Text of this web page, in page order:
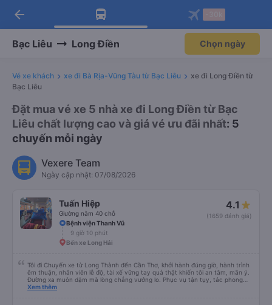
Tải app Vexere ngay!
Nhận ưu đãi thành viên độc
Mở app
Tải app Vexere
-30k/ghế khi đặt vé máy bay qua
Mở app
arrow_back
Bạc Liêu Long Điền Chọn ngày
Vé xe khách xe đi Bà Rịa-Vũng Tàu từ Bạc Liêu
xe đi Long Điền từ
Bạc Liêu
Đặt mua vé xe 5 nhà xe đi Long Điền từ Bạc
Liêu chất lượng cao và giá vé ưu đãi nhất: 5
chuyến mỗi ngày
Vexere Team
Ngày cập nhật: 07/08/2026
Tuấn Hiệp
Giường nằm 40 chỗ
4.1
(1659 đánh giá)
Bệnh viện Thanh Vũ
9 giờ 10 phút
Bến xe Long Hải
Tôi đi Chuyến xe từ Long Thành đến Cần Thơ, khởi hành đúng giờ, hành trình
êm thuận, nhân viên lễ độ, tài xế vững tay quả thật khiến tôi an tâm, mãn ý.
Đường xa muôn dặm mà lòng chẳng vướng lo. Phục vụ tận tụy, tác phong
nghiêm cẩn, hiếm thấy giữa thời buổi kim tiền vội vã. Xã hội loạn đạo. Xin gửi
Xem thêm